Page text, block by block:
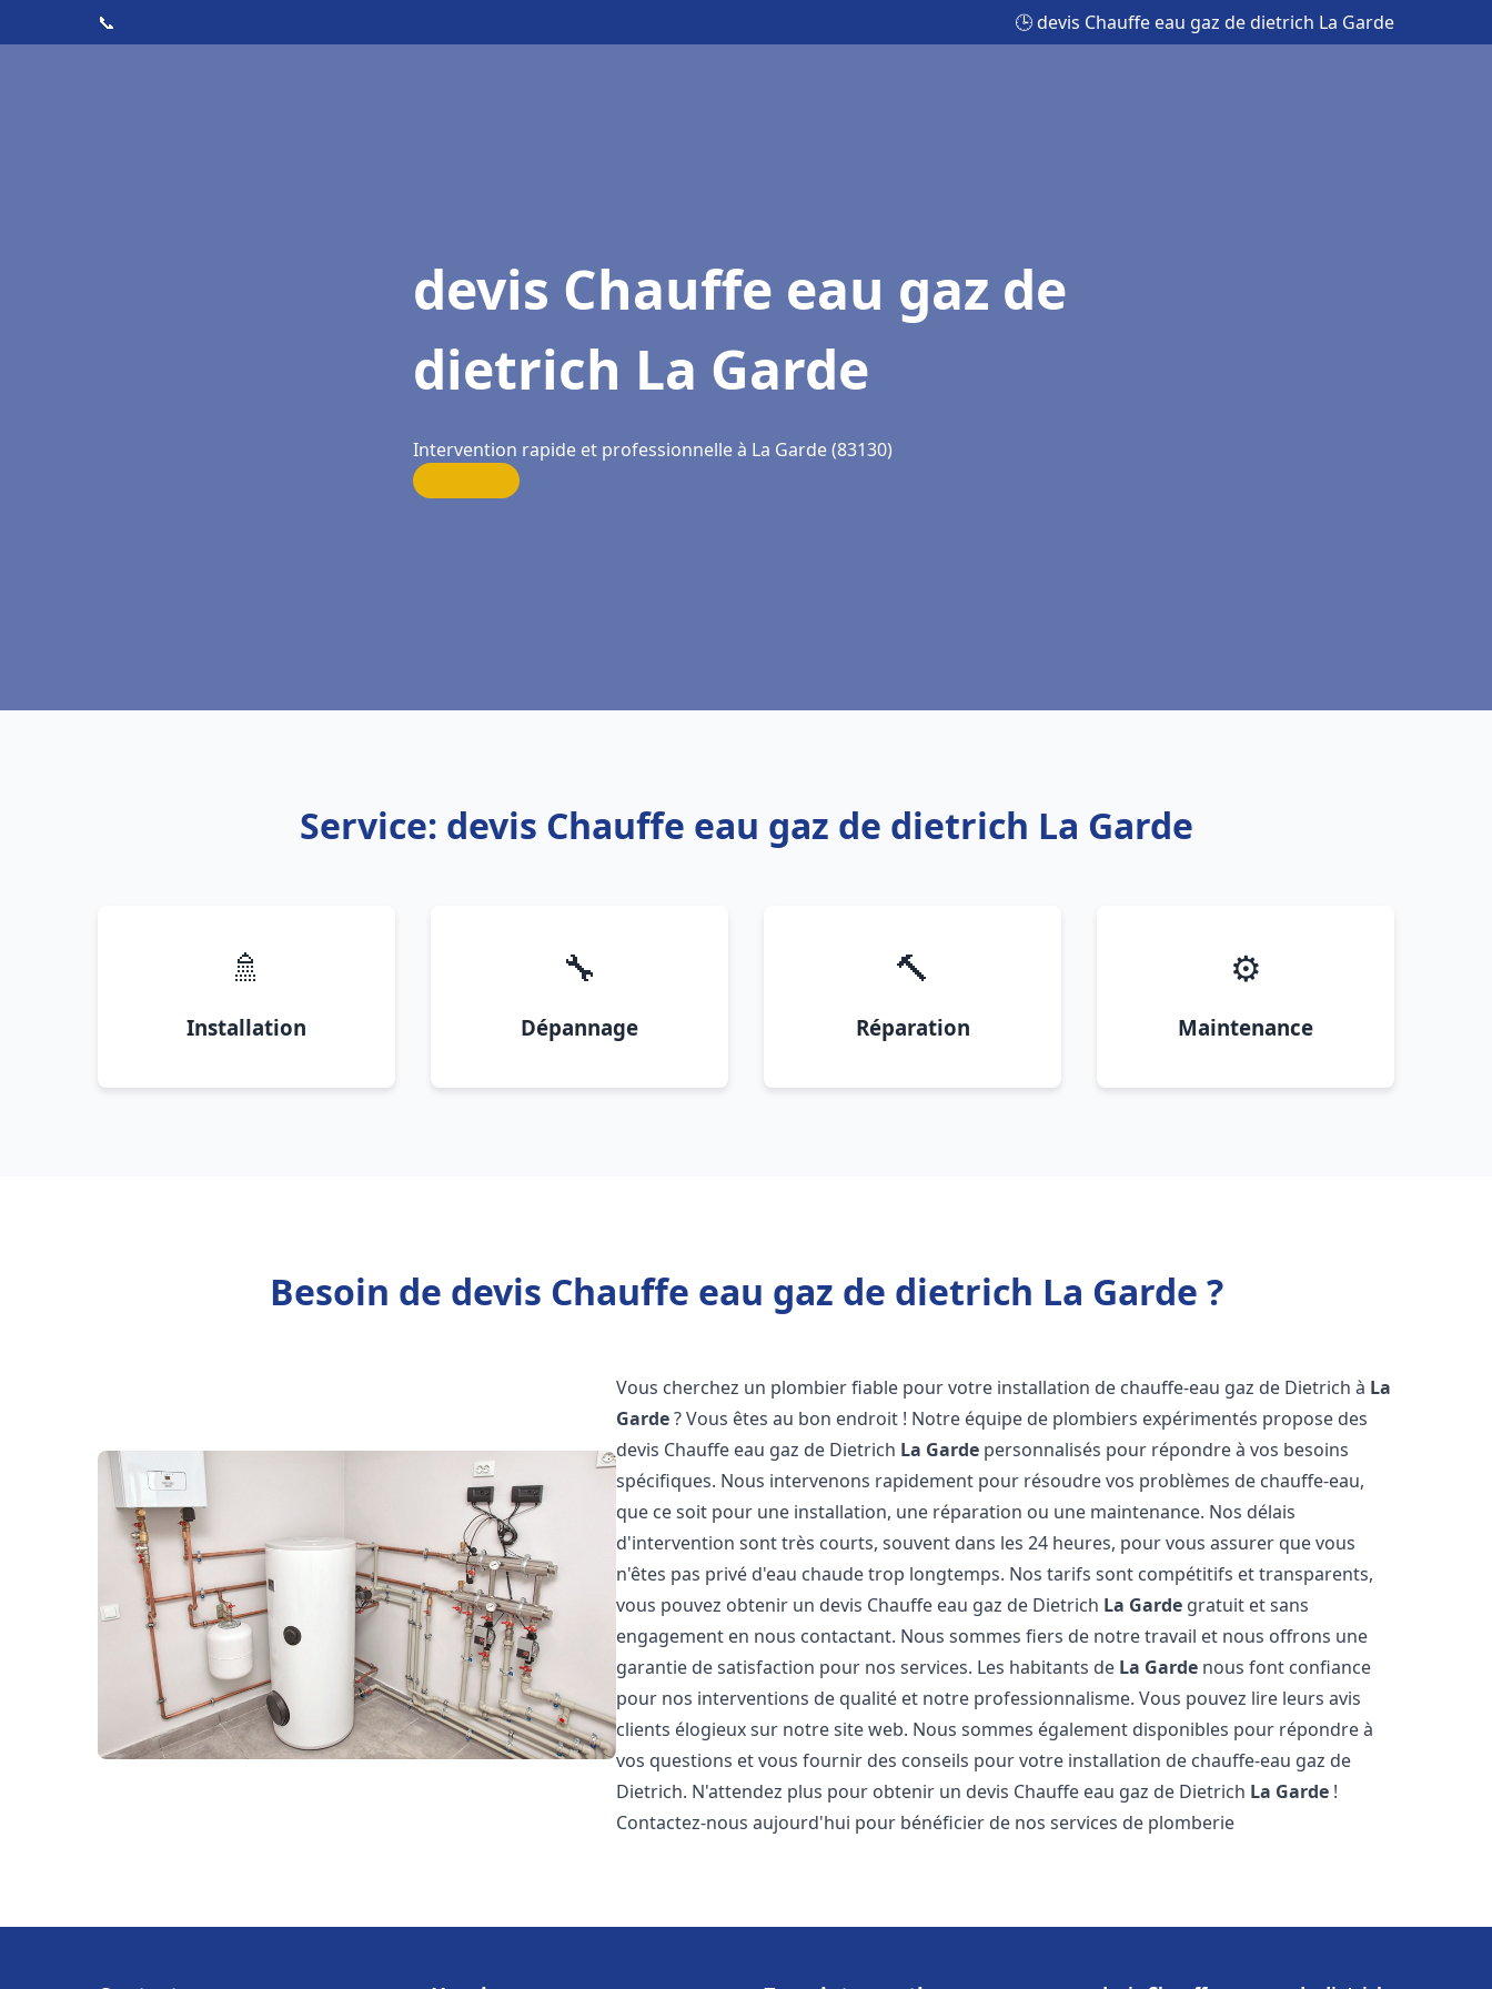
📞 🕒 devis Chauffe eau gaz de dietrich La Garde
devis Chauffe eau gaz de
dietrich La Garde
Intervention rapide et professionnelle à La Garde (83130)
Service: devis Chauffe eau gaz de dietrich La Garde
🚿
Installation
🔧
Dépannage
🔨
Réparation
⚙️
Maintenance
Besoin de devis Chauffe eau gaz de dietrich La Garde ?
Vous cherchez un plombier fiable pour votre installation de chauffe-eau gaz de Dietrich à La
Garde? Vous êtes au bon endroit ! Notre équipe de plombiers expérimentés propose des
devis Chauffe eau gaz de Dietrich La Garde personnalisés pour répondre à vos besoins
spécifiques. Nous intervenons rapidement pour résoudre vos problèmes de chauffe-eau,
que ce soit pour une installation, une réparation ou une maintenance. Nos délais
d'intervention sont très courts, souvent dans les 24 heures, pour vous assurer que vous
n'êtes pas privé d'eau chaude trop longtemps. Nos tarifs sont compétitifs et transparents,
vous pouvez obtenir un devis Chauffe eau gaz de Dietrich La Garde gratuit et sans
engagement en nous contactant. Nous sommes fiers de notre travail et nous offrons une
garantie de satisfaction pour nos services. Les habitants de La Garde nous font confiance
pour nos interventions de qualité et notre professionnalisme. Vous pouvez lire leurs avis
clients élogieux sur notre site web. Nous sommes également disponibles pour répondre à
vos questions et vous fournir des conseils pour votre installation de chauffe-eau gaz de
Dietrich. N'attendez plus pour obtenir un devis Chauffe eau gaz de Dietrich La Garde !
Contactez-nous aujourd'hui pour bénéficier de nos services de plomberie